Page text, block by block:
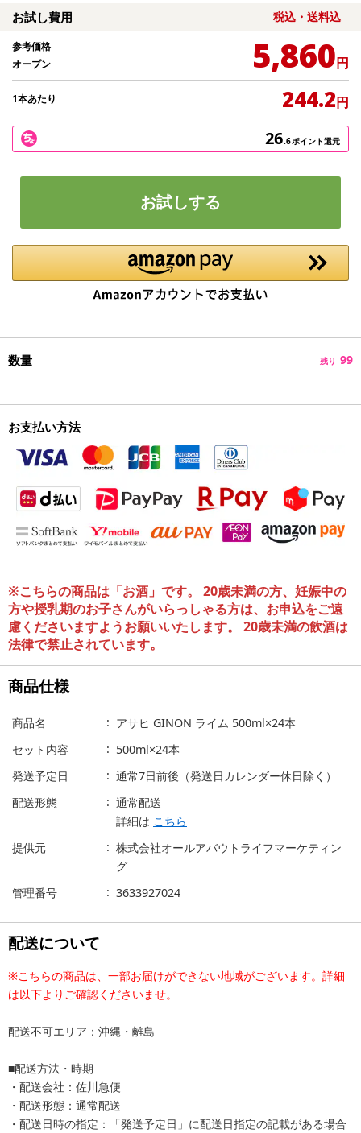
お試し費用 税込・送料込
参考価格
オープン
5,860円
1本あたり 244.2円
26.6ポイント還元
お試しする
数量 残り 99
お支払い方法
※こちらの商品は「お酒」です。 20歳未満の方、妊娠中の
方や授乳期のお子さんがいらっしゃる方は、お申込をご遠
慮くださいますようお願いいたします。 20歳未満の飲酒は
法律で禁止されています。
商品仕様
商品名
アサヒ GINON ライム 500ml×24本
セット内容
500ml×24本
発送予定日
通常7日前後（発送日カレンダー休日除く）
配送形態
通常配送
詳細は こちら
提供元
株式会社オールアバウトライフマーケティン
グ
管理番号
3633927024
配送について
※こちらの商品は、一部お届けができない地域がございます。詳細
は以下よりご確認くださいませ。
配送不可エリア：沖縄・離島
■配送方法・時期
・配送会社：佐川急便
・配送形態：通常配送
・配送日時の指定：「発送予定日」に配送日指定の記載がある場合